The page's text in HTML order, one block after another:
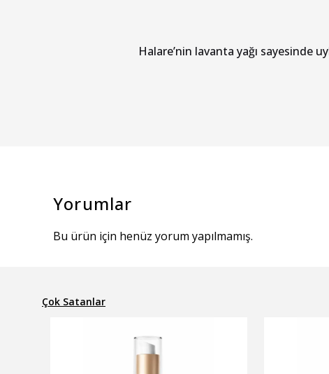
Halare’nin lavanta yağı sayesinde
Yorumlar
Bu ürün için henüz yorum yapılmamış.
Çok Satanlar